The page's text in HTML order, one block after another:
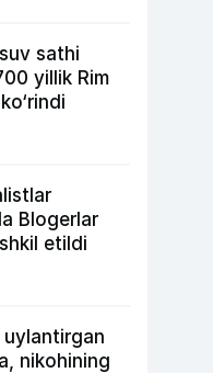
sathi
yillik Rim
Blogerlar
etildi
uylantirgan
nikohining